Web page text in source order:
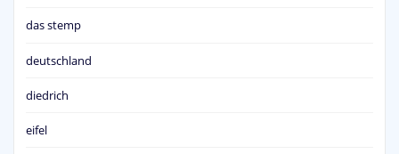
das stemp
deutschland
diedrich
eifel